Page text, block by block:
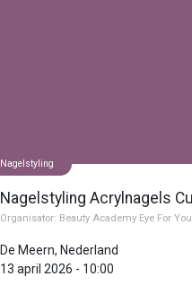
Nagelstyling
Organisator: Beauty Academy Eye For You
De Meern, Nederland
13 april 2026 - 10:00